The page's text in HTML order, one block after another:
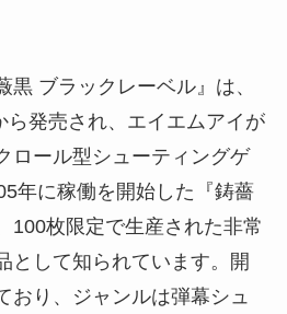
黒 ブラックレーベル』は、
ら発売され、エイエムアイが
ロール型シューティングゲ
年に稼働を開始した『鋳薔
100枚限定で生産された非常
として知られています。開
おり、ジャンルは弾幕シュ